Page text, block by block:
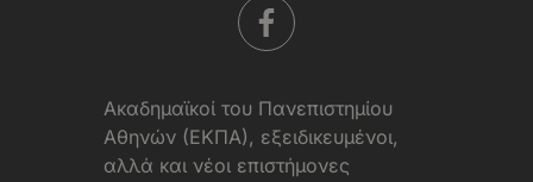
Aκαδημαϊκοί του Πανεπιστημίου
Αθηνών (ΕΚΠΑ), εξειδικευμένοι,
αλλά και νέοι επιστήμονες